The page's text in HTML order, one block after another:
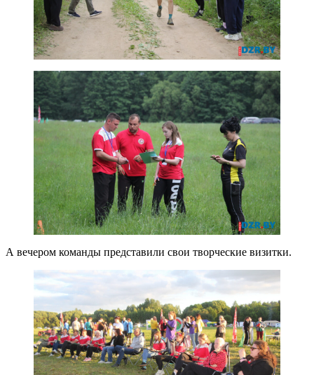
А вечером команды представили свои творческие визитки.